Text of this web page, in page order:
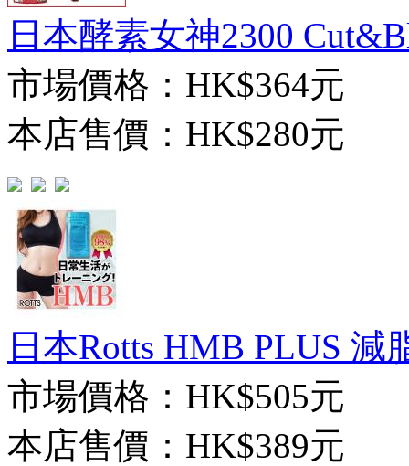
日本酵素女神2300
市場價格： HK$364元
本店售價： HK$280元
日本Rotts HMB PLUS 減
市場價格： HK$505元
本店售價： HK$389元